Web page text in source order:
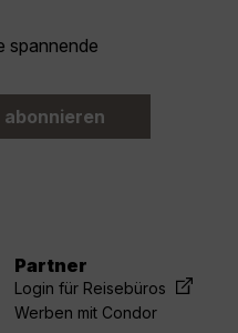
spannende
Partner
Login für Reisebüros
Werben mit Condor